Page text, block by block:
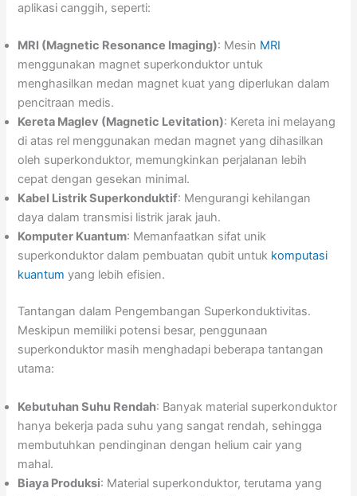
aplikasi canggih, seperti:
MRI (Magnetic Resonance Imaging): Mesin MRI
menggunakan magnet superkonduktor untuk
menghasilkan medan magnet kuat yang diperlukan dalam
pencitraan medis.
Kereta Maglev (Magnetic Levitation): Kereta ini melayang
di atas rel menggunakan medan magnet yang dihasilkan
oleh superkonduktor, memungkinkan perjalanan lebih
cepat dengan gesekan minimal.
Kabel Listrik Superkonduktif: Mengurangi kehilangan
daya dalam transmisi listrik jarak jauh.
Komputer Kuantum: Memanfaatkan sifat unik
superkonduktor dalam pembuatan qubit untuk komputasi
kuantum yang lebih efisien.
Tantangan dalam Pengembangan Superkonduktivitas.
Meskipun memiliki potensi besar, penggunaan
superkonduktor masih menghadapi beberapa tantangan
utama:
Kebutuhan Suhu Rendah: Banyak material superkonduktor
hanya bekerja pada suhu yang sangat rendah, sehingga
membutuhkan pendinginan dengan helium cair yang
mahal.
Biaya Produksi: Material superkonduktor, terutama yang